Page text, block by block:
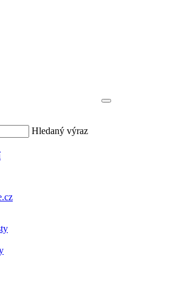
Hledaný výraz